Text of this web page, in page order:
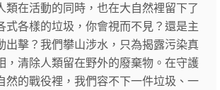
類在活動的同時，也在大自然裡留下了
式各樣的垃圾，你會視而不見？還是主
出擊？我們攀山涉水，只為揭露污染真
，清除人類留在野外的廢棄物。在守護
然的戰役裡，我們容不下一件垃圾、一